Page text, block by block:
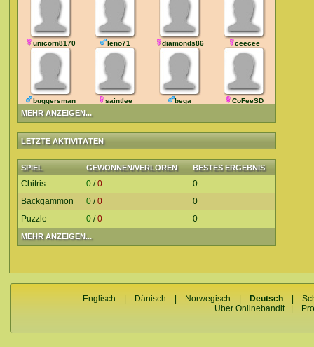
MEHR ANZEIGEN...
unicorn8170 leno71 diamonds86 ceecee
buggersman saintlee bega CoFeeSD
LETZTE AKTIVITÄTEN
SPIEL GEWONNEN/VERLOREN BESTES ERGEBNIS
MEHR ANZEIGEN...
Chitris 0 /0
0
Backgammon
0 /0
0
Puzzle
0 /0 0
Englisch Dänisch Norwegisch Deutsch |
Über Onlinebandit|